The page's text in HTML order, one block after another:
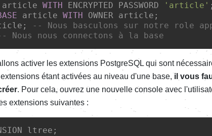
article WITH ENCRYPTED PASSWORD 'article' ;
article WITH
OWNER article;
-- Nous basculons sur notre role
Nous nous connectons à la base
activer les extensions PostgreSQL qui sont
étant activées au niveau d'une base,il vous
. Pour cela, ouvrez une nouvelle console avec
extensions suivantes :
ltree;